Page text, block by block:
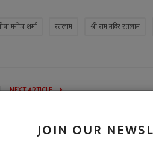
JOIN OUR
मनोज शर्मा रतलाम श्री राम मंदिर रतलाम
NEXT ARTICLE